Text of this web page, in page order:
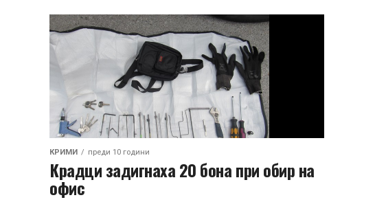
КРИМИ преди 10 години
Крадци задигнаха 20 бона при обир на
офис